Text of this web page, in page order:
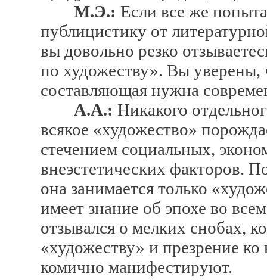
М.Э.: Если все же
публицистику от
вы довольно резко
по художеству». Вы уверены,
составляющая нужна
А.А.: Никакого
всякое «художество»
стечением социальных,
внеэстетических факторов.
она занимается только
имеет знание об эпохе во
отзывался о мелких снобах,
«художеству» и презрение
комично манифестируют.